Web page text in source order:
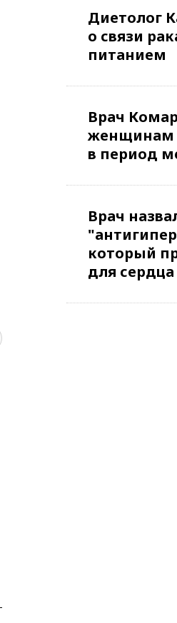
Диетолог
о связи
питанием
Врач
женщинам
в период
Врач
который
для сердца